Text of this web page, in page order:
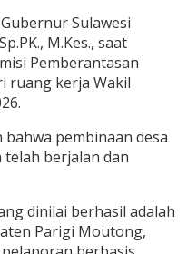
Sulawesi
M.Kes., saat
Pemberantasan
ruang kerja Wakil
pembinaan desa
berjalan dan
dinilai berhasil adalah
Parigi Moutong,